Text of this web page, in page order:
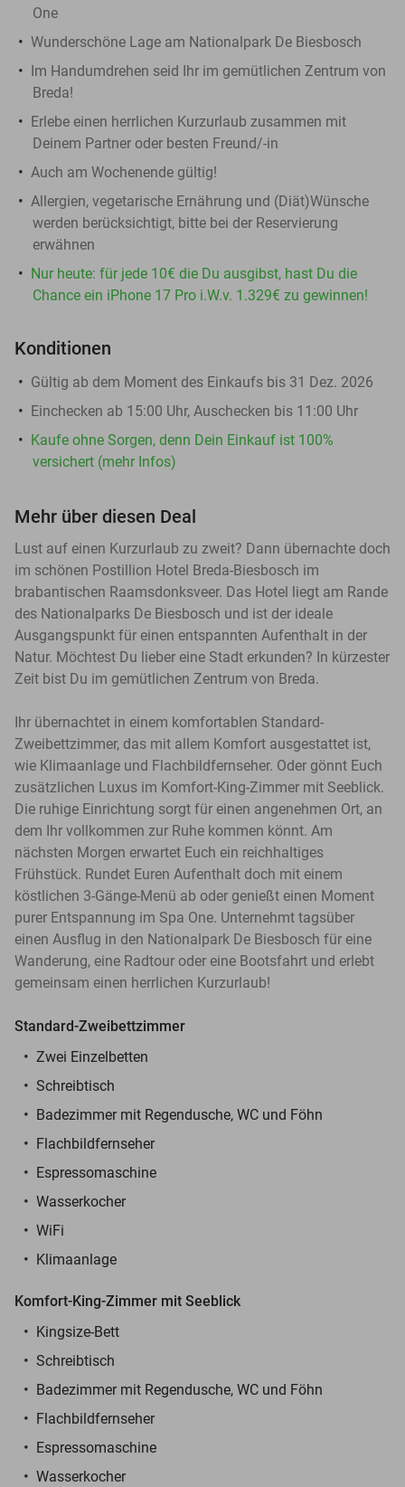
One
Wunderschöne Lage am Nationalpark De Biesbosch
Im Handumdrehen seid Ihr im gemütlichen Zentrum von
Breda!
Erlebe einen herrlichen Kurzurlaub zusammen mit
Deinem Partner oder besten Freund/-in
Auch am Wochenende gültig!
Allergien, vegetarische Ernährung und (Diät)Wünsche
werden berücksichtigt, bitte bei der Reservierung
erwähnen
Nur heute: für jede 10€ die Du ausgibst, hast Du die
Chance ein iPhone 17 Pro i.W.v. 1.329€ zu gewinnen!
Konditionen
Gültig ab dem Moment des Einkaufs bis 31 Dez. 2026
Einchecken ab 15:00 Uhr, Auschecken bis 11:00 Uhr
Kaufe ohne Sorgen, denn Dein Einkauf ist 100%
versichert (mehr Infos)
Mehr über diesen Deal
Lust auf einen Kurzurlaub zu zweit? Dann übernachte doch
im schönen Postillion Hotel Breda-Biesbosch im
brabantischen Raamsdonksveer. Das Hotel liegt am Rande
des Nationalparks De Biesbosch und ist der ideale
Ausgangspunkt für einen entspannten Aufenthalt in der
Natur. Möchtest Du lieber eine Stadt erkunden? In kürzester
Zeit bist Du im gemütlichen Zentrum von Breda.
Ihr übernachtet in einem komfortablen Standard-
Zweibettzimmer, das mit allem Komfort ausgestattet ist,
wie Klimaanlage und Flachbildfernseher. Oder gönnt Euch
zusätzlichen Luxus im Komfort-King-Zimmer mit Seeblick.
Die ruhige Einrichtung sorgt für einen angenehmen Ort, an
dem Ihr vollkommen zur Ruhe kommen könnt. Am
nächsten Morgen erwartet Euch ein reichhaltiges
Frühstück. Rundet Euren Aufenthalt doch mit einem
köstlichen 3-Gänge-Menü ab oder genießt einen Moment
purer Entspannung im Spa One. Unternehmt tagsüber
einen Ausflug in den Nationalpark De Biesbosch für eine
Wanderung, eine Radtour oder eine Bootsfahrt und erlebt
gemeinsam einen herrlichen Kurzurlaub!
Standard-Zweibettzimmer
Zwei Einzelbetten
Schreibtisch
Badezimmer mit Regendusche, WC und Föhn
Flachbildfernseher
Espressomaschine
Wasserkocher
WiFi
Klimaanlage
Komfort-King-Zimmer mit Seeblick
Kingsize-Bett
Schreibtisch
Badezimmer mit Regendusche, WC und Föhn
Flachbildfernseher
Espressomaschine
Wasserkocher